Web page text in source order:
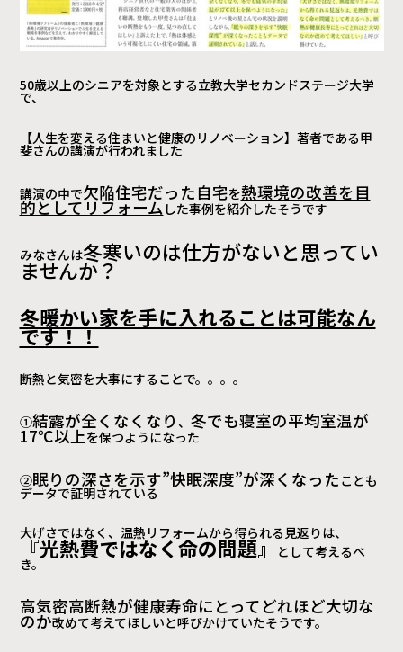
50歳以上のシニアを対象とする立教大学セカンドステージ大学
で、
【人生を変える住まいと健康のリノベーション】著者である甲
斐さんの講演が行われました
講演の中で欠陥住宅だった自宅を熱環境の改善を目
的としてリフォーム した事例を紹介したそうです
みなさんは冬寒いのは仕方がないと思ってい
ませんか？
冬暖かい家を手に入れることは可能なん
です！！
断熱と気密を大事にすることで。。。。
①結露が全くなくなり 、 冬でも寝室の平均室温が
17℃以上を保つようになった
②眠りの深さを示す”快眠深度”が深くなった ことも
データで証明されている
大げさではなく、温熱リフォームから得られる見返りは、
『光熱費ではなく命の問題』として考えるべ
き。
高気密高断熱が健康寿命にとってどれほど大切な
のか改めて考えてほしいと呼びかけていたそうです。